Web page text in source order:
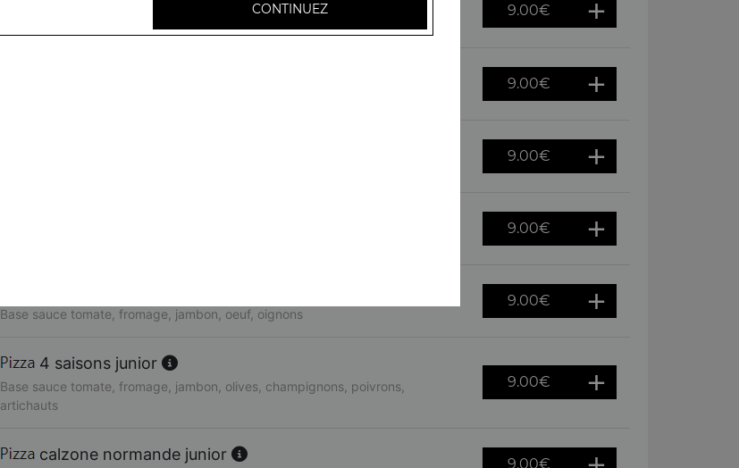
9.00€
9.00€
9.00€
9.00€
Base sauce tomate, fromage, jambon, oeuf, oignons
9.00€
4 saisons junior
Base sauce tomate, fromage, jambon, olives, champignons, poivrons,
artichauts
9.00€
calzone normande junior
9.00€
CONTINUEZ